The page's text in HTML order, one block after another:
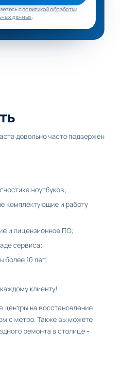
сполитикой обработки
данных.
довольно часто подвержен
ноутбуков;
комплектующие и работу
и лицензионное ПО;
сервиса;
более 10 лет;
клиенту!
центры на восстановление
с метро. Также вы можете
ремонта в столице -